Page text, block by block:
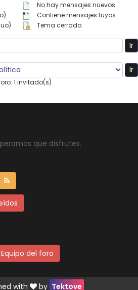
No hay mensajes nuevos
Contiene mensajes tuyos
Tema cerrado
1 invitado(s)
que disfrutes.
Equipo del foro
with by Tektove